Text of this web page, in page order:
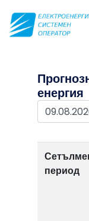
енергия
период